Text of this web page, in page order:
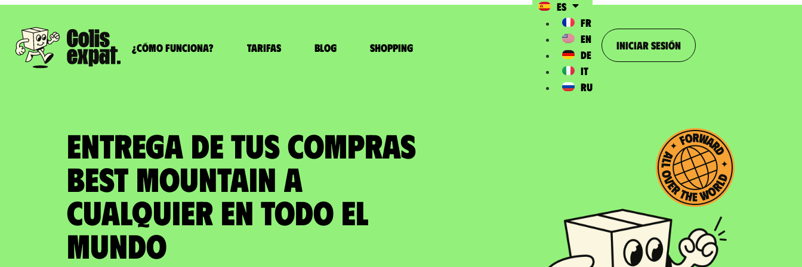
¿Cómo funciona? Tarifas Blog Shopping
ES
FR
EN
DE
IT
RU
Iniciar sesión
ENTREGA DE TUS COMPRAS
BEST MOUNTAIN a
cualquier en todo el
Mundo